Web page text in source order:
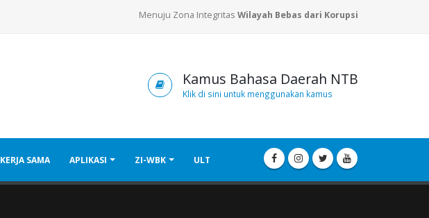
Menuju Zona Integritas Wilayah Bebas dari Korupsi
Kamus Bahasa Daerah NTB
Klik di sini untuk menggunakan kamus
KERJA SAMA APLIKASI ZI-WBK ULT